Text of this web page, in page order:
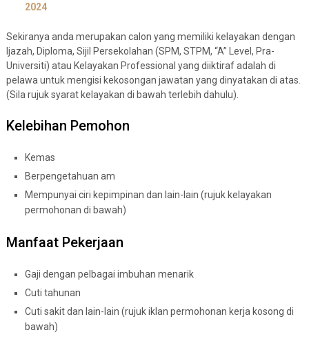
2024
Sekiranya anda merupakan calon yang memiliki kelayakan dengan
Ijazah, Diploma, Sijil Persekolahan (SPM, STPM, “A” Level, Pra-
Universiti) atau Kelayakan Professional yang diiktiraf adalah di
pelawa untuk mengisi kekosongan jawatan yang dinyatakan di atas.
(Sila rujuk syarat kelayakan di bawah terlebih dahulu).
Kelebihan Pemohon
Kemas
Berpengetahuan am
Mempunyai ciri kepimpinan dan lain-lain (rujuk kelayakan
permohonan di bawah)
Manfaat Pekerjaan
Gaji dengan pelbagai imbuhan menarik
Cuti tahunan
Cuti sakit dan lain-lain (rujuk iklan permohonan kerja kosong di
bawah)